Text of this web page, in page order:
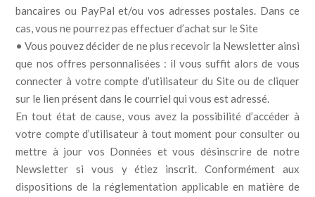
bancaires ou PayPal et/ou vos adresses postales. Dans ce
cas, vous ne pourrez pas effectuer d’achat sur le Site
• Vous pouvez décider de ne plus recevoir la Newsletter ainsi
que nos offres personnalisées : il vous suffit alors de vous
connecter à votre compte d’utilisateur du Site ou de cliquer
sur le lien présent dans le courriel qui vous est adressé.
En tout état de cause, vous avez la possibilité d’accéder à
votre compte d’utilisateur à tout moment pour consulter ou
mettre à jour vos Données et vous désinscrire de notre
Newsletter si vous y étiez inscrit. Conformément aux
dispositions de la réglementation applicable en matière de